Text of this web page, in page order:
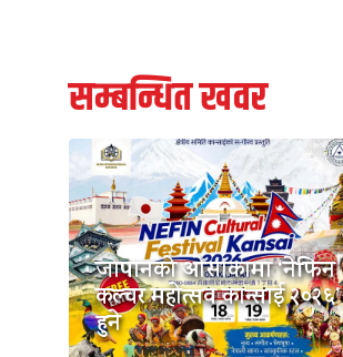
सम्बन्धित खवर
जापानको ओसाकामा ‘नेफिन
कल्चर महोत्सव कान्साई २०२६’
हुने